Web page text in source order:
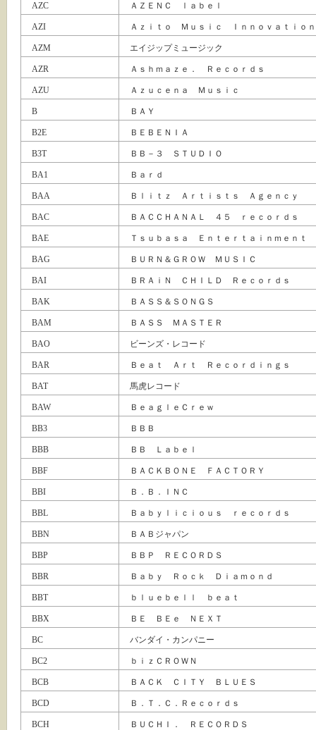
AZC ＡＺＥＮＣ ｌａｂｅｌ
AZI Ａｚｉｔｏ Ｍｕｓｉｃ Ｉｎｎｏｖａｔｉｏｎ
AZM エイジップミュージック
AZR Ａｓｈｍａｚｅ． Ｒｅｃｏｒｄｓ
AZU Ａｚｕｃｅｎａ Ｍｕｓｉｃ
B ＢＡＹ
B2E ＢＥＢＥＮＩＡ
B3T ＢＢ－３ ＳＴＵＤＩＯ
BA1 Ｂａｒｄ
BAA Ｂｌｉｔｚ Ａｒｔｉｓｔｓ Ａｇｅｎｃｙ
BAC ＢＡＣＣＨＡＮＡＬ ４５ ｒｅｃｏｒｄｓ
BAE Ｔｓｕｂａｓａ Ｅｎｔｅｒｔａｉｎｍｅｎｔ
BAG ＢＵＲＮ＆ＧＲＯＷ ＭＵＳＩＣ
BAI ＢＲＡｉＮ ＣＨＩＬＤ Ｒｅｃｏｒｄｓ
BAK ＢＡＳＳ＆ＳＯＮＧＳ
BAM ＢＡＳＳ ＭＡＳＴＥＲ
BAO ビーンズ・レコード
BAR Ｂｅａｔ Ａｒｔ Ｒｅｃｏｒｄｉｎｇｓ
BAT 馬虎レコード
BAW ＢｅａｇｌｅＣｒｅｗ
BB3 ＢＢＢ
BBB ＢＢ Ｌａｂｅｌ
BBF ＢＡＣＫＢＯＮＥ ＦＡＣＴＯＲＹ
BBI Ｂ．Ｂ．ＩＮＣ
BBL Ｂａｂｙｌｉｃｉｏｕｓ ｒｅｃｏｒｄｓ
BBN ＢＡＢジャパン
BBP ＢＢＰ ＲＥＣＯＲＤＳ
BBR Ｂａｂｙ Ｒｏｃｋ Ｄｉａｍｏｎｄ
BBT ｂｌｕｅｂｅｌｌ ｂｅａｔ
BBX ＢＥ ＢＥｅ ＮＥＸＴ
BC バンダイ・カンパニー
BC2 ｂｉｚＣＲＯＷＮ
BCB ＢＡＣＫ ＣＩＴＹ ＢＬＵＥＳ
BCD Ｂ．Ｔ．Ｃ．Ｒｅｃｏｒｄｓ
BCH ＢＵＣＨＩ． ＲＥＣＯＲＤＳ